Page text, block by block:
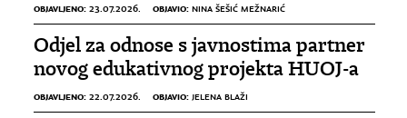
OBJAVLJENO: 23.07.2026. OBJAVIO: NINA ŠEŠIĆ MEŽNARIĆ
Odjel za odnose s javnostima partner
novog edukativnog projekta HUOJ-a
OBJAVLJENO: 22.07.2026. OBJAVIO: JELENA BLAŽI